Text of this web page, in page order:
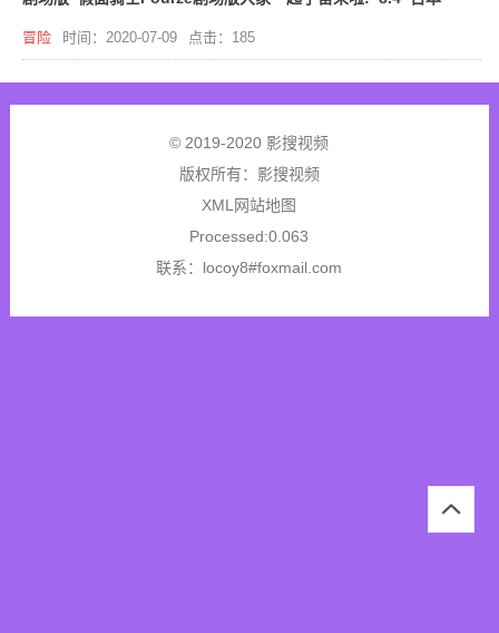
冒险 时间：2020-07-09 点击：185
© 2019-2020 影搜视频
版权所有： 影搜视频
XML网站地图
Processed:0.063
联系：locoy8#foxmail.com